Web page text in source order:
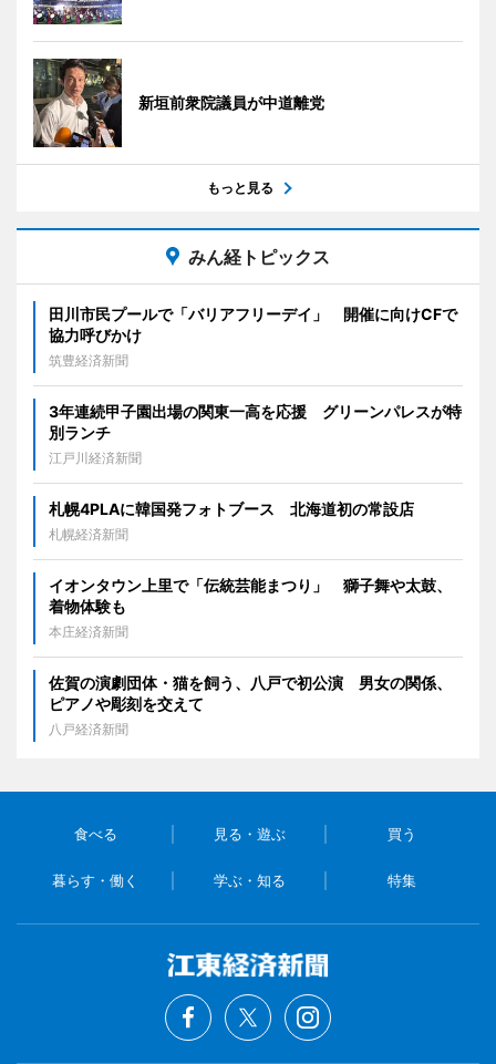
新垣前衆院議員が中道離党
もっと見る
みん経トピックス
田川市民プールで「バリアフリーデイ」 開催に向けCFで
協力呼びかけ
筑豊経済新聞
3年連続甲子園出場の関東一高を応援 グリーンパレスが特
別ランチ
江戸川経済新聞
札幌4PLAに韓国発フォトブース 北海道初の常設店
札幌経済新聞
イオンタウン上里で「伝統芸能まつり」 獅子舞や太鼓、
着物体験も
本庄経済新聞
佐賀の演劇団体・猫を飼う、八戸で初公演 男女の関係、
ピアノや彫刻を交えて
八戸経済新聞
食べる 見る・遊ぶ 買う
暮らす・働く 学ぶ・知る 特集